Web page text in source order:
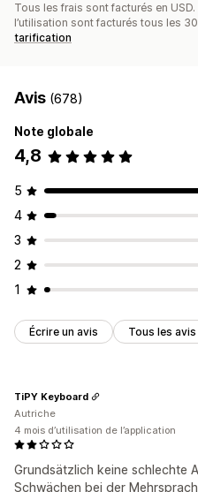
Tous les frais sont facturés en
l’utilisation sont facturés tous les
tarification
Avis (678)
Note globale
4,8
5
4
3
2
1
Écrire un avis Tous les avis
Grundsätzlich keine schlechte
Schwächen bei der
TiPY Keyboard
Autriche
4 mois d’utilisation de l’application